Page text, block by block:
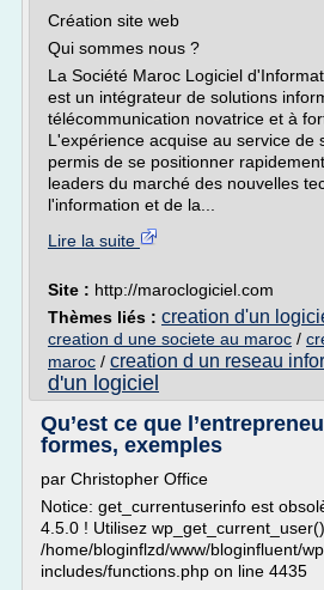
Création site web
Qui sommes nous ?
La Société Maroc Logiciel
est un intégrateur de solutions
télécommunication novatrice et à
L'expérience acquise au service de
permis de se positionner
leaders du marché des nouvelles
l'information et de la...
Lire la suite
Site : http://maroclogiciel.com
Thèmes liés : creation d'un
creation d une societe au maroc /
maroc / creation d un reseau
d'un logiciel
Qu’est ce que
formes, exemples
par Christopher Office
Notice: get_currentuserinfo est
4.5.0 ! Utilisez
/home/bloginflzd/www/bloginfluent/
includes/functions.php on line 4435